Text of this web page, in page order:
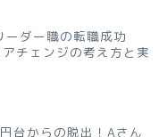
ダー職の転職成功
チェンジの考え方と実
台からの脱出！Aさん